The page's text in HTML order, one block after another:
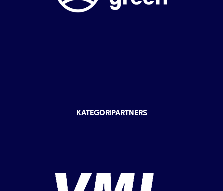
KATEGORIPARTNERS